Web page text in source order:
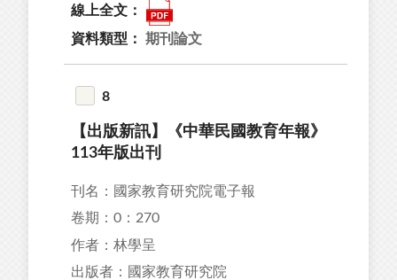
線上全文：
資料類型： 期刊論文
8
【出版新訊】《中華民國教育年報》
113年版出刊
刊名：國家教育研究院電子報
卷期：0：270
作者：林學呈
出版者：國家教育研究院